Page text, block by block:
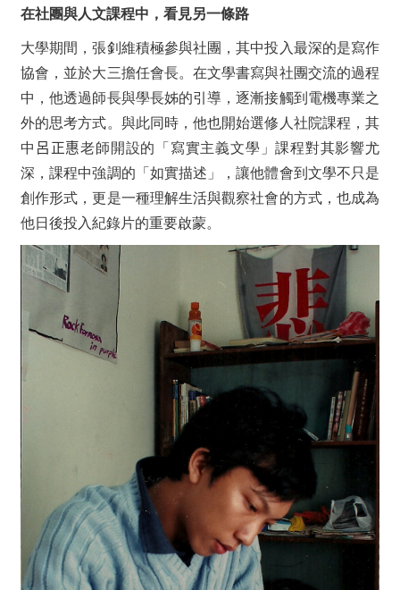
在社團與人文課程中，看見另一條路
大學期間，張釗維積極參與社團，其中投入最深的是寫作
協會，並於大三擔任會長。在文學書寫與社團交流的過程
中，他透過師長與學長姊的引導，逐漸接觸到電機專業之
外的思考方式。與此同時，他也開始選修人社院課程，其
中 呂正惠老師開設的「寫實主義文學」課程對其影響尤
深，課程中強調的「如實描述」，讓他體會到文學不只是
創作形式，更是一種理解生活與觀察社會的方式，也成為
他日後投入紀錄片的重要啟蒙。